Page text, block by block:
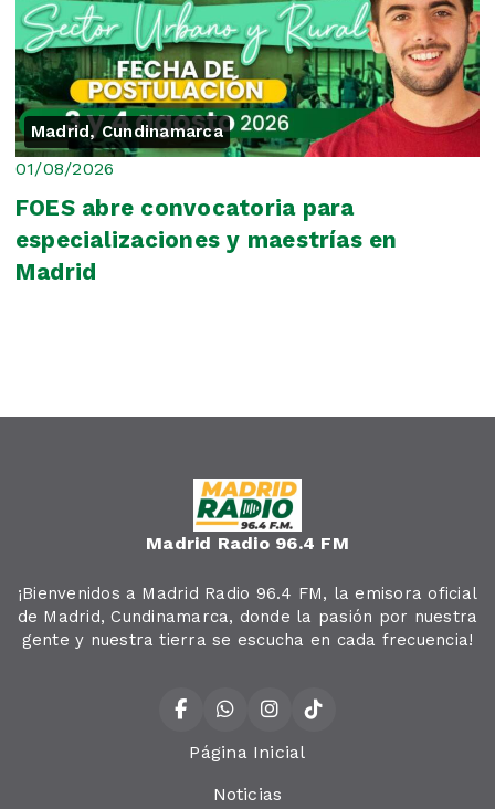
Madrid, Cundinamarca
01/08/2026
FOES abre convocatoria para
especializaciones y maestrías en
Madrid
Madrid Radio 96.4 FM
¡Bienvenidos a Madrid Radio 96.4 FM, la emisora oficial
de Madrid, Cundinamarca, donde la pasión por nuestra
gente y nuestra tierra se escucha en cada frecuencia!
Página Inicial
Noticias